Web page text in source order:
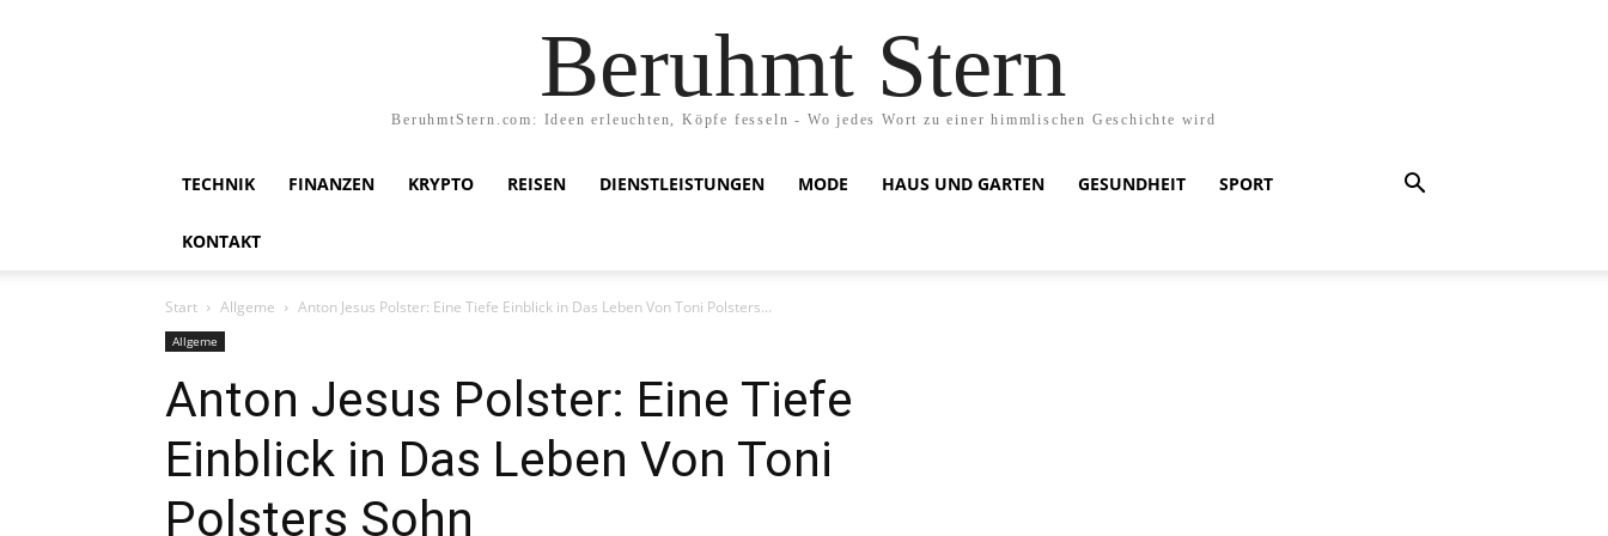
Beruhmt Stern
BeruhmtStern.com: Ideen erleuchten, Köpfe fesseln - Wo jedes Wort zu einer himmlischen Geschichte wird
TECHNIK FINANZEN KRYPTO REISEN DIENSTLEISTUNGEN MODE HAUS UND GARTEN GESUNDHEIT SPORT
KONTAKT
Start Allgeme Anton Jesus Polster: Eine Tiefe Einblick in Das Leben Von Toni Polsters...
Allgeme
Anton Jesus Polster: Eine Tiefe
Einblick in Das Leben Von Toni
Polsters Sohn